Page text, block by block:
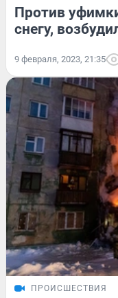
Против
снегу,
9 февраля, 2023, 21:35
ПРОИСШЕСТВИЯ